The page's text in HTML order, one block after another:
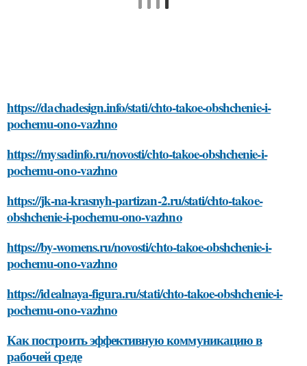
https://dachadesign.info/stati/chto-takoe-obshchenie-i-
pochemu-ono-vazhno
https://mysadinfo.ru/novosti/chto-takoe-obshchenie-i-
pochemu-ono-vazhno
https://jk-na-krasnyh-partizan-2.ru/stati/chto-takoe-
obshchenie-i-pochemu-ono-vazhno
https://by-womens.ru/novosti/chto-takoe-obshchenie-i-
pochemu-ono-vazhno
https://idealnaya-figura.ru/stati/chto-takoe-obshchenie-i-
pochemu-ono-vazhno
Как построить эффективную коммуникацию в
рабочей среде